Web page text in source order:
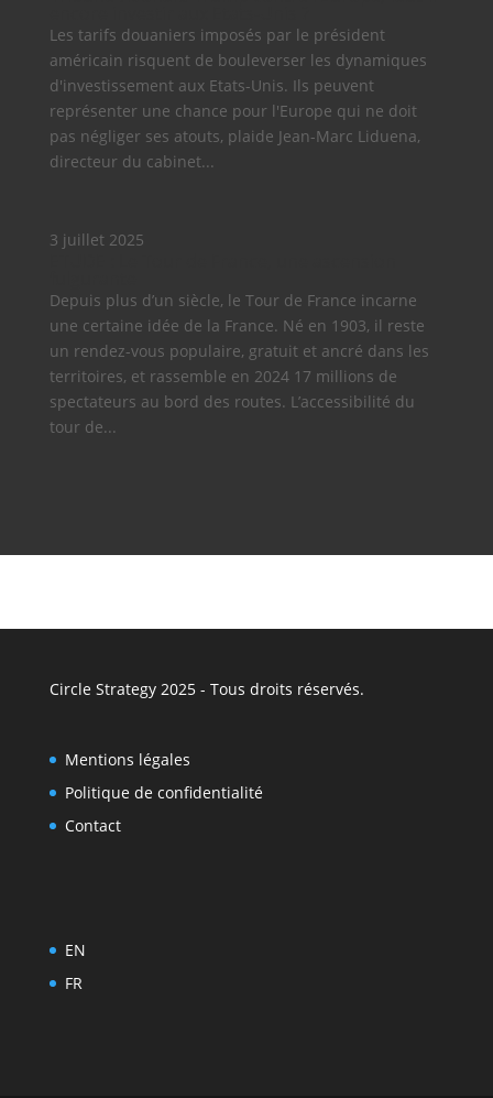
Les tarifs douaniers imposés par le président
américain risquent de bouleverser les dynamiques
d'investissement aux Etats-Unis. Ils peuvent
représenter une chance pour l'Europe qui ne doit
pas négliger ses atouts, plaide Jean-Marc Liduena,
directeur du cabinet...
3 juillet 2025
Depuis plus d’un siècle, le Tour de France incarne
une certaine idée de la France. Né en 1903, il reste
un rendez-vous populaire, gratuit et ancré dans les
territoires, et rassemble en 2024 17 millions de
spectateurs au bord des routes. L’accessibilité du
tour de...
Circle Strategy 2025 - Tous droits réservés.
Mentions légales
Politique de confidentialité
Contact
EN
FR